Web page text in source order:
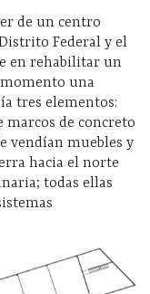
de un centro
Federal y el
en rehabilitar un
momento una
tres elementos:
marcos de concreto
vendían muebles y
hacia el norte
todas ellas